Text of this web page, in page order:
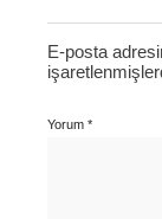
E-posta
Yorum *